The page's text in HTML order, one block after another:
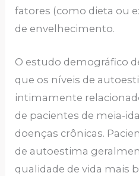
fatores (como dieta ou
de envelhecimento.
O estudo demográfico
que os níveis de
intimamente
de pacientes de meia-
doenças crônicas.
de autoestima
qualidade de vida mais